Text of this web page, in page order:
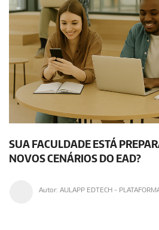
SUA FACULDADE ESTÁ
NOVOS CENÁRIOS DO EAD?
Autor: AULAPP EDTECH -